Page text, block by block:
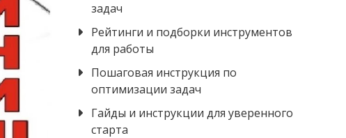
задач
Рейтинги и подборки инструментов
для работы
Пошаговая инструкция по
оптимизации задач
Гайды и инструкции для уверенного
старта